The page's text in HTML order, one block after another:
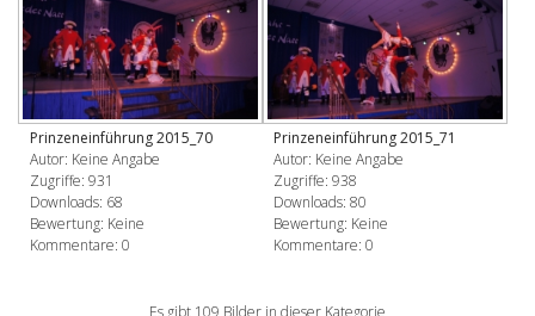
Prinzeneinführung 2015_70
Autor: Keine Angabe
Zugriffe: 931
Downloads: 68
Bewertung: Keine
Kommentare: 0
Prinzeneinführung 2015_71
Autor: Keine Angabe
Zugriffe: 938
Downloads: 80
Bewertung: Keine
Kommentare: 0
Es gibt 109 Bilder in dieser Kategorie